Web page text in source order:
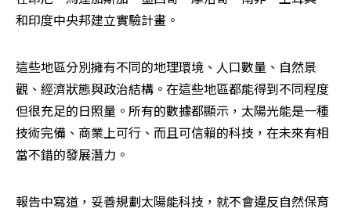
和印度中央邦建立實驗計畫。
這些地區分別擁有不同的地理環境、人口數量、自然景
觀、經濟狀態與政治結構。在這些地區都能得到不同程度
但很充足的日照量。所有的數據都顯示，太陽光能是一種
技術完備、商業上可行、而且可信賴的科技，在未來有相
當不錯的發展潛力。
報告中寫道，妥善規劃太陽能科技，就不會違反自然保育